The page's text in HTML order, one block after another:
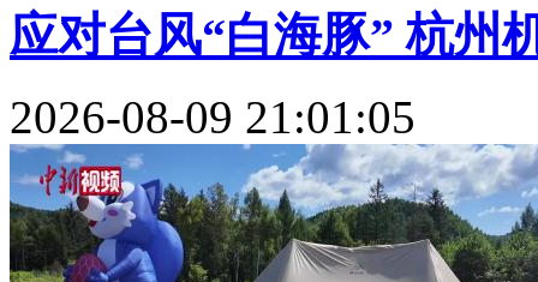
应对台风“白海豚” 杭州
2026-08-09 21:01:05